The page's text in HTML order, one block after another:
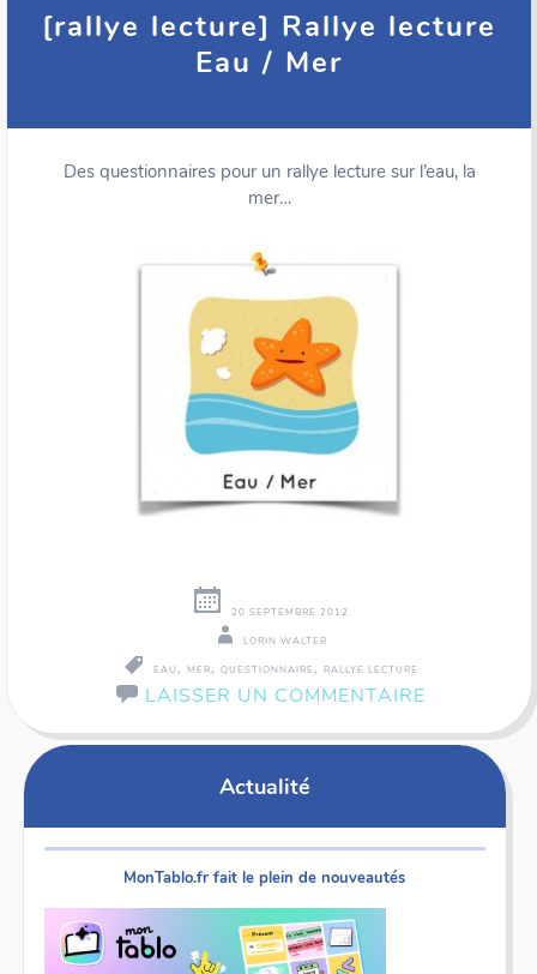
[rallye lecture] Rallye lecture
Eau / Mer
Des questionnaires pour un rallye lecture sur l’eau, la
mer…
20 SEPTEMBRE 2012
LORIN WALTER
EAU , MER, QUESTIONNAIRE , RALLYE LECTURE
LAISSER UN COMMENTAIRE
Actualité
MonTablo.fr fait le plein de nouveautés